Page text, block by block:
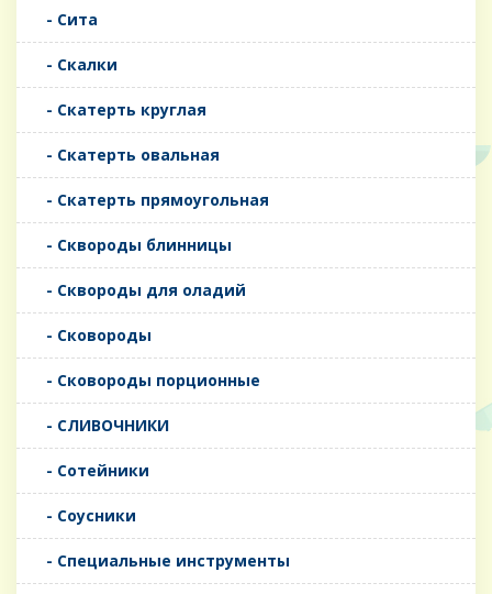
- Сита
- Скалки
- Скатерть круглая
- Скатерть овальная
- Скатерть прямоугольная
- Сквороды блинницы
- Сквороды для оладий
- Сковороды
- Сковороды порционные
- СЛИВОЧНИКИ
- Сотейники
- Соусники
- Специальные инструменты